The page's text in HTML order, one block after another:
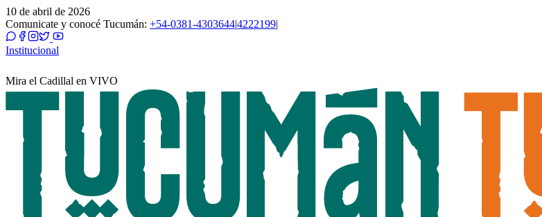
10 de abril de 2026
Comunicate y conocé Tucumán: +54-0381-4303644|4222199|
Institucional
Mira el Cadillal en VIVO